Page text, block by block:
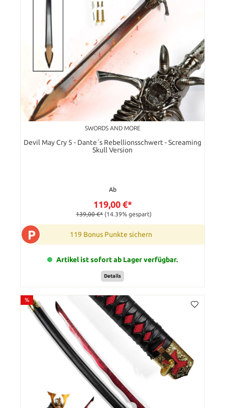
SWORDS AND MORE
Devil May Cry 5 - Dante´s Rebellionsschwert - Screaming
Skull Version
Ab
119,00 €*
139,00 €* (14.39% gespart)
P 119 Bonus Punkte sichern
Artikel ist sofort ab Lager verfügbar.
Details
%